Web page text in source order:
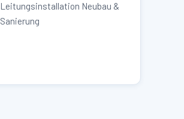
Leitungsinstallation Neubau &
Sanierung